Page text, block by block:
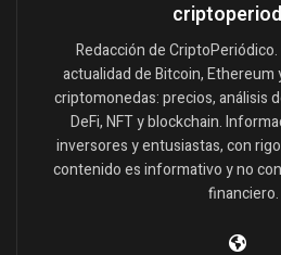
Redacción de
actualidad de Bitcoin, Ethereum
criptomonedas: precios, análisis
DeFi, NFT y blockchain.
inversores y entusiastas, con
contenido es informativo y no
financiero.